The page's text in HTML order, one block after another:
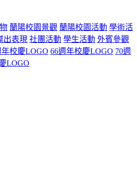
蘭陽校園景觀 蘭陽校園活動 學術活
出表現 社團活動 學生活動 外賓參觀
年校慶LOGO 66週年校慶LOGO 70週
LOGO